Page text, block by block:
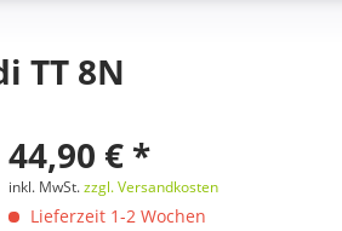
TT 8N
44,90 € *
inkl. MwSt.zzgl. Versandkosten
Lieferzeit 1-2 Wochen